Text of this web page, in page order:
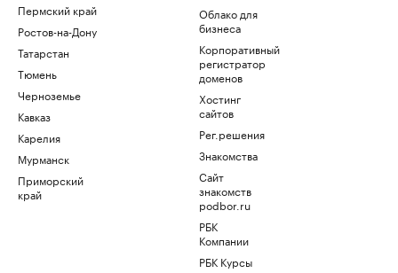
Пермский край
Ростов-на-Дону
Татарстан
Тюмень
Черноземье
Кавказ
Карелия
Мурманск
Приморский
край
Облако для
бизнеса
Корпоративный
регистратор
доменов
Хостинг
сайтов
Рег.решения
Знакомства
Сайт
знакомств
podbor.ru
РБК
Компании
РБК Курсы